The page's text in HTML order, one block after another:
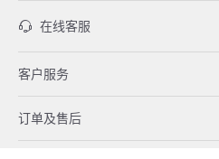
在线客服
客户服务
订单及售后